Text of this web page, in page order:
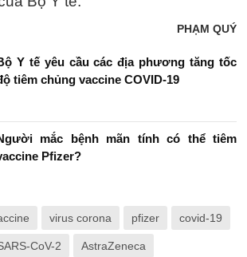
PHẠM QUÝ
Y tế yêu cầu các địa phương tăng tốc
tiêm chủng vaccine COVID-19
mắc bệnh mãn tính có thể tiêm
Pfizer?
virus corona pfizer covid-19
CoV-2 AstraZeneca